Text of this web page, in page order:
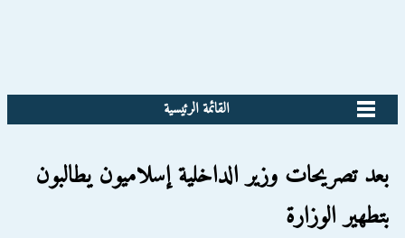
القائمة الرئيسية
بعد تصريحات وزير الداخلية إسلاميون يطالبون
بتطهير الوزارة